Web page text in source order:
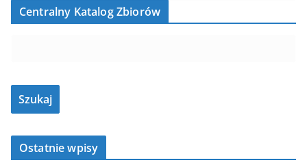
Centralny Katalog Zbiorów
Ostatnie wpisy